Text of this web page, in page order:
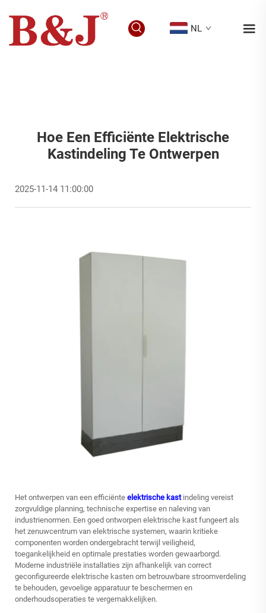
NL
Hoe Een Efficiënte Elektrische
Kastindeling Te Ontwerpen
2025-11-14 11:00:00
Het ontwerpen van een efficiënte elektrische kast indeling vereist
zorgvuldige planning, technische expertise en naleving van
industrienormen. Een goed ontworpen elektrische kast fungeert als
het zenuwcentrum van elektrische systemen, waarin kritieke
componenten worden ondergebracht terwijl veiligheid,
toegankelijkheid en optimale prestaties worden gewaarborgd.
Moderne industriële installaties zijn afhankelijk van correct
geconfigureerde elektrische kasten om betrouwbare stroomverdeling
te behouden, gevoelige apparatuur te beschermen en
onderhoudsoperaties te vergemakkelijken.